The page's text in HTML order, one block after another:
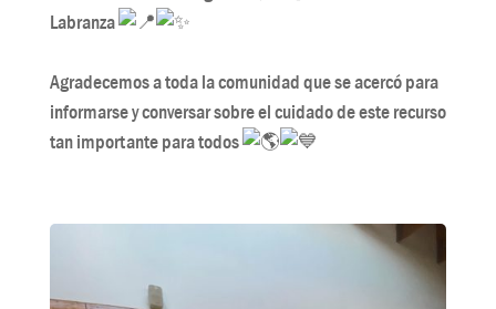
Labranza
Agradecemos a toda la comunidad que se acercó para
informarse y conversar sobre el cuidado de este recurso
tan importante para todos